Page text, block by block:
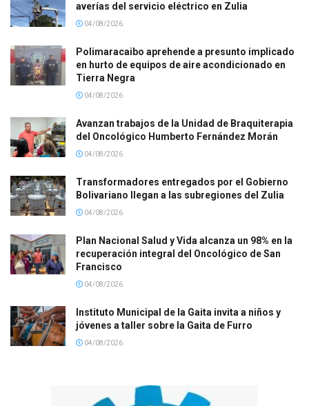
averías del servicio eléctrico en Zulia
04/08/2026
Polimaracaibo aprehende a presunto implicado
en hurto de equipos de aire acondicionado en
Tierra Negra
04/08/2026
Avanzan trabajos de la Unidad de Braquiterapia
del Oncológico Humberto Fernández Morán
04/08/2026
Transformadores entregados por el Gobierno
Bolivariano llegan a las subregiones del Zulia
04/08/2026
Plan Nacional Salud y Vida alcanza un 98% en la
recuperación integral del Oncológico de San
Francisco
04/08/2026
Instituto Municipal de la Gaita invita a niños y
jóvenes a taller sobre la Gaita de Furro
04/08/2026